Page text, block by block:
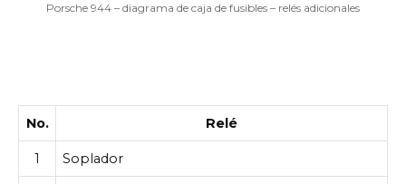
Porsche 944 – diagrama de caja de fusibles – relés adicionales
No. Relé
1 Soplador